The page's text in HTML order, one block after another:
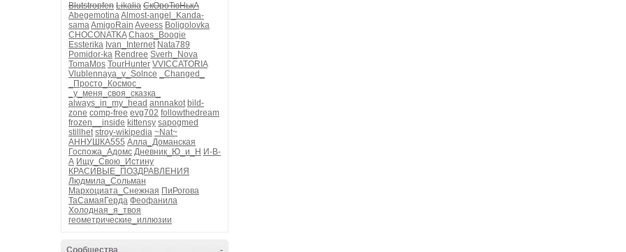
Blutstropfen Likalia СкОроТюНькА
AbegemotinaAlmost-angel_Kanda-
samaAmigoRain Aveess Boligolovka
CHOCONATKA Chaos_Boogie
Essterika Ivan_Internet Nata789
Pomidor-ka Rendree Sverh_Nova
TomaMos TourHunter VVICCATORIA
Vlublennaya_v_Solnce
_Changed_
_Просто_Космос_
_у_меня_своя_сказка_
always_in_my_head annnakot bild-
zone comp-free evg702 followthedream
frozen__inside kittensy sapogmed
stillhet stroy-wikipedia ~Nat~
АННУШКА555 Алла_Доманская
Госпожа_Адомс Дневник_Ю_и_Н И-В-
А Ищу_Свою_Истину
КРАСИВЫЕ_ПОЗДРАВЛЕНИЯ
Людмила_Сольман
Мархоциата_Снежная ПиРогова
ТаСамаяГерда Феофанила
Холодная_я_твоя
геометрические_иллюзии
-
Сообщества